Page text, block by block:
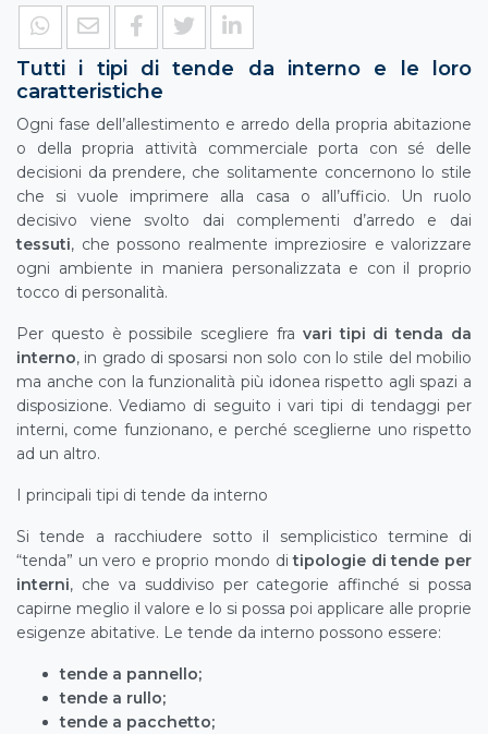
Tutti i tipi di tende da interno e le loro
caratteristiche
Ogni fase dell’allestimento e arredo della propria abitazione
o della propria attività commerciale porta con sé delle
decisioni da prendere, che solitamente concernono lo stile
che si vuole imprimere alla casa o all’ufficio. Un ruolo
decisivo viene svolto dai complementi d’arredo e dai
tessuti, che possono realmente impreziosire e valorizzare
ogni ambiente in maniera personalizzata e con il proprio
tocco di personalità.
Per questo è possibile scegliere fra vari tipi di tenda da
interno, in grado di sposarsi non solo con lo stile del mobilio
ma anche con la funzionalità più idonea rispetto agli spazi a
disposizione. Vediamo di seguito i vari tipi di tendaggi per
interni, come funzionano, e perché sceglierne uno rispetto
ad un altro.
I principali tipi di tende da interno
Si tende a racchiudere sotto il semplicistico termine di
“tenda” un vero e proprio mondo ditipologie di tende per
interni, che va suddiviso per categorie affinché si possa
capirne meglio il valore e lo si possa poi applicare alle proprie
esigenze abitative. Le tende da interno possono essere:
tende a pannello;
tende a rullo;
tende a pacchetto;